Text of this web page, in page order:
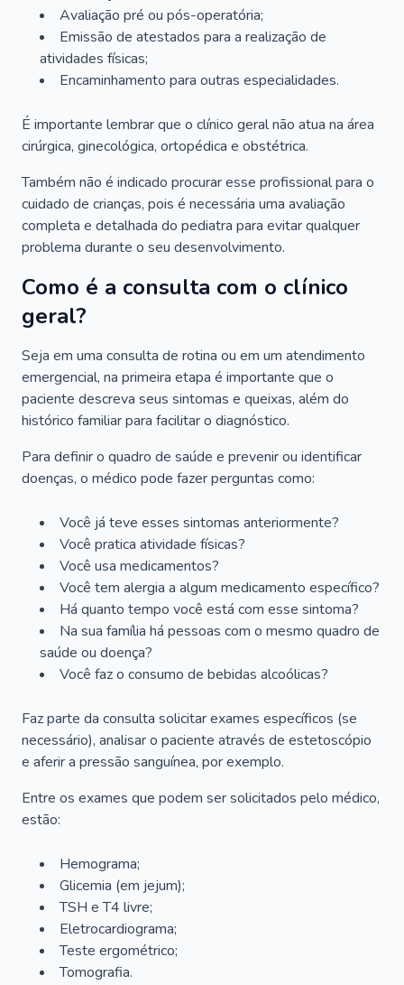
Avaliação pré ou pós-operatória;
Emissão de atestados para a realização de
atividades físicas;
Encaminhamento para outras especialidades.
É importante lembrar que o clínico geral não atua na área
cirúrgica, ginecológica, ortopédica e obstétrica.
Também não é indicado procurar esse profissional para o
cuidado de crianças, pois é necessária uma avaliação
completa e detalhada do pediatra para evitar qualquer
problema durante o seu desenvolvimento.
Como é a consulta com o clínico
geral?
Seja em uma consulta de rotina ou em um atendimento
emergencial, na primeira etapa é importante que o
paciente descreva seus sintomas e queixas, além do
histórico familiar para facilitar o diagnóstico.
Para definir o quadro de saúde e prevenir ou identificar
doenças, o médico pode fazer perguntas como:
Você já teve esses sintomas anteriormente?
Você pratica atividade físicas?
Você usa medicamentos?
Você tem alergia a algum medicamento específico?
Há quanto tempo você está com esse sintoma?
Na sua família há pessoas com o mesmo quadro de
saúde ou doença?
Você faz o consumo de bebidas alcoólicas?
Faz parte da consulta solicitar exames específicos (se
necessário), analisar o paciente através de estetoscópio
e aferir a pressão sanguínea, por exemplo.
Entre os exames que podem ser solicitados pelo médico,
estão:
Hemograma;
Glicemia (em jejum);
TSH e T4 livre;
Eletrocardiograma;
Teste ergométrico;
Tomografia.